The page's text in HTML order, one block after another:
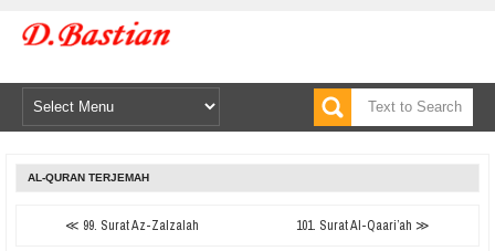
AL-QURAN TERJEMAH
≪ 99. Surat Az-Zalzalah 101. Surat Al-Qaari’ah ≫